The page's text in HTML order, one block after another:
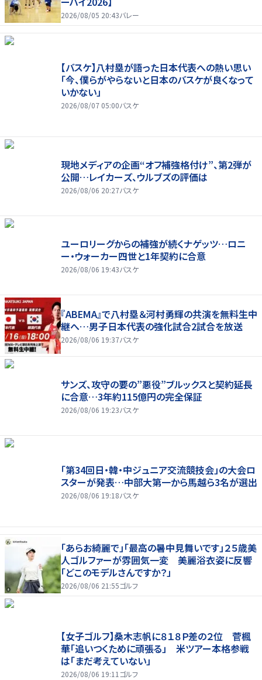
2026/08/05 20:43バレー
【バスケ】八村塁が語った日本代表への熱い思い
「今、僕らがやらないと日本のバスケが良くなって
いかない」
2026/08/07 05:00バスケ
現地メディアの企画“オフ補強格付け”、第2弾が
公開…レイカーズ、ウルブズの評価は
2026/08/06 20:27バスケ
ユーロリーグからの補強が続くナゲッツ…ロニ
ー・ウォーカー四世と1年契約に合意
2026/08/06 19:43バスケ
『ABEMA』で八村塁＆河村勇輝の共演を無料生中
継へ…男子日本代表の強化試合2試合を放送
2026/08/06 19:37バスケ
サンズ、攻守の要の”悪役”ブルックスと契約延長
に合意…3年約115億円の完全保証
2026/08/06 19:23バスケ
「第34回日・韓・中ジュニア交流競技会」の大会ロ
スターが発表…中部大第一から馬越ら3名が選出
2026/08/06 19:18バスケ
「あらお綺麗で」「最高の暑中見舞いです」２５歳美
人ゴルファーが雰囲気一変 美麗浴衣姿に反響
「どこのモデルさんですか？」
2026/08/06 21:55ゴルフ
【女子ゴルフ】桑木志帆に８１８Ｐ差の２位 菅楓
華「追いつくために頑張る」 米ツアー本格参戦
は「まだ考えていない」
2026/08/06 19:11 ゴルフ